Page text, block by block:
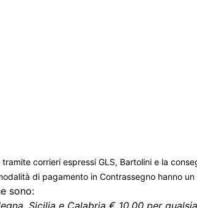
corrieri espressi GLS, Bartolini e la
di pagamento in Contrassegno hanno
sono:
Sicilia e Calabria € 10,00 per